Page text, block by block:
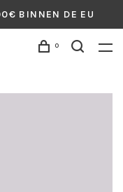
BINNEN DE EU
0